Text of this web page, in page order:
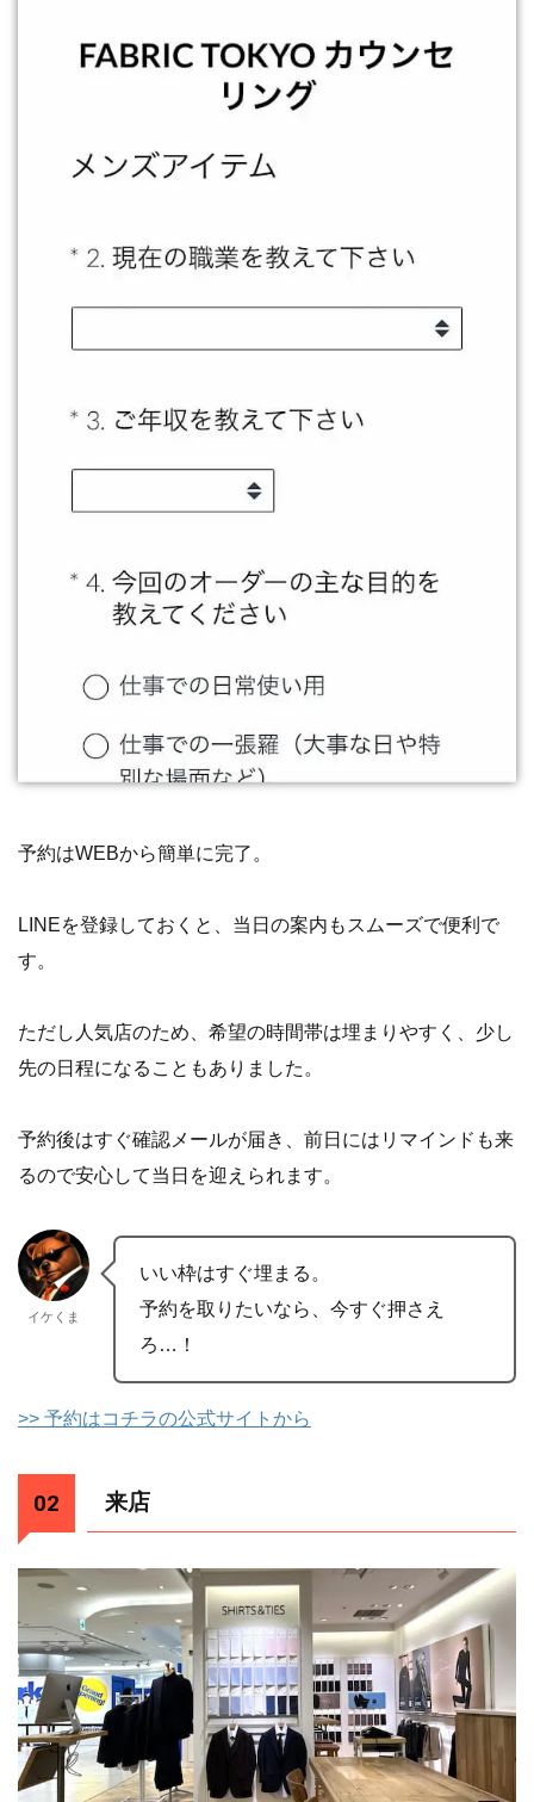
予約はWEBから簡単に完了。
LINEを登録しておくと、当日の案内もスムーズで便利で
す。
ただし人気店のため、希望の時間帯は埋まりやすく、少し
先の日程になることもありました。
予約後はすぐ確認メールが届き、前日にはリマインドも来
るので安心して当日を迎えられます。
イケくま
いい枠はすぐ埋まる。
予約を取りたいなら、今すぐ押さえ
ろ…！
>> 予約はコチラの公式サイトから
来店